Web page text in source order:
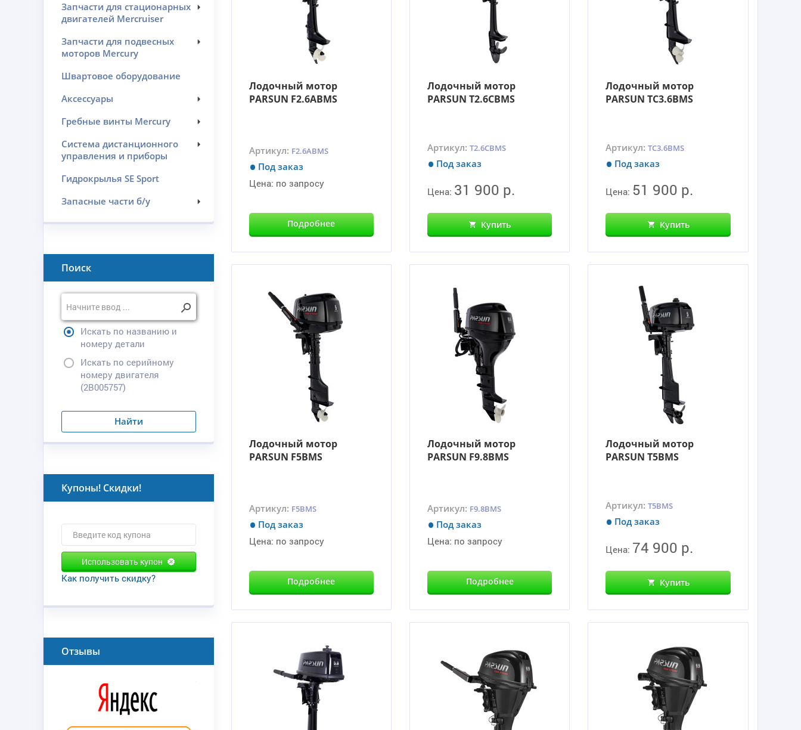
Запчасти для стационарных
двигателей Mercruiser
Запчасти для подвесных
моторов Mercury
Швартовое оборудование
Аксессуары
Гребные винты Mercury
Система дистанционного
управления и приборы
Гидрокрылья SE Sport
Запасные части б/у
Поиск
Искать по названию и
номеру детали
Искать по серийному
номеру двигателя
(2B005757)
Найти
Купоны! Скидки!
Использовать купон
Как получить скидку?
Отзывы
Лодочный мотор
PARSUN F2.6ABMS
Артикул: F2.6ABMS
Под заказ
Цена: по запросу
Подробнее
Лодочный мотор
PARSUN T2.6CBMS
Артикул: T2.6CBMS
Под заказ
Цена: 31 900 р.
Купить
Лодочный мотор
PARSUN TC3.6BMS
Артикул:TC3.6BMS
Под заказ
Цена: 51 900 р.
Купить
Лодочный мотор
PARSUN F5BMS
Артикул: F5BMS
Под заказ
Цена: по запросу
Подробнее
Лодочный мотор
PARSUN F9.8BMS
Артикул: F9.8BMS
Под заказ
Цена: по запросу
Подробнее
Лодочный мотор
PARSUN T5BMS
Артикул:T5BMS
Под заказ
Цена: 74 900 р.
Купить